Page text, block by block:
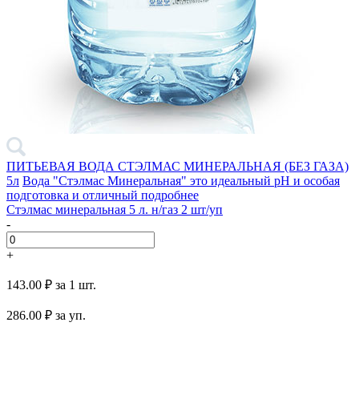
ПИТЬЕВАЯ ВОДА СТЭЛМАС МИНЕРАЛЬНАЯ (БЕЗ ГАЗА)
5л Вода "Стэлмас Минеральная" это идеальный pH и особая
подготовка и отличный подробнее
Стэлмас минеральная 5 л. н/газ 2 шт/уп
-
+
143.00 ₽ за 1 шт.
286.00 ₽ за уп.